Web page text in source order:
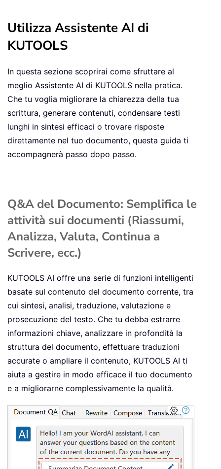
Utilizza Assistente AI di
KUTOOLS
In questa sezione scoprirai come sfruttare al
meglio Assistente AI di KUTOOLS nella pratica.
Che tu voglia migliorare la chiarezza della tua
scrittura, generare contenuti, condensare testi
lunghi in sintesi efficaci o trovare risposte
direttamente nel tuo documento, questa guida ti
accompagnerà passo dopo passo.
Q&A del Documento: Semplifica le
attività sui documenti (Riassumi,
Analizza, Valuta, Continua a
Scrivere, ecc.)
KUTOOLS AI offre una serie di funzioni intelligenti
basate sul contenuto del documento corrente, tra
cui sintesi, analisi, traduzione, valutazione e
prosecuzione del testo. Che tu debba estrarre
informazioni chiave, analizzare in profondità la
struttura del documento, effettuare traduzioni
accurate o ampliare il contenuto, KUTOOLS AI ti
aiuta a gestire in modo efficace il tuo documento
e a migliorarne complessivamente la qualità.